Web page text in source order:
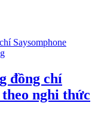
đồng chí
theo nghi thức